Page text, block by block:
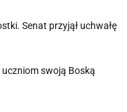
Senat przyjął uchwałę
uczniom swoją Boską